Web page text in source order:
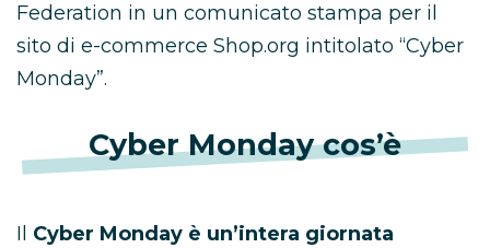
Federation in un comunicato stampa per il
sito di e-commerce Shop.org intitolato “Cyber
Monday”.
Cyber Monday cos’è
Il Cyber Monday è un’intera giornata